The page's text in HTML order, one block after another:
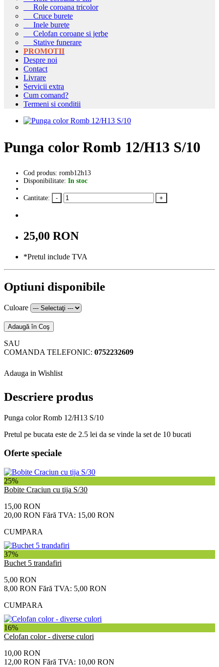
Role coroana tricolor
Cruce burete
Inele burete
Celofan coroane si jerbe
Stative funerare
PROMOTII
Despre noi
Contact
Livrare
Servicii extra
Cum comand?
Termeni si conditii
Punga color Romb 12/H13 S/10
Cod produs: romb12h13
Disponibilitate: In stoc
Cantitate:
25,00 RON
*Pretul include TVA
Optiuni disponibile
Culoare
Adaugă în Coş
SAU
COMANDA TELEFONIC: 0752232609
Adauga in Wishlist
Descriere produs
Punga color Romb 12/H13 S/10
Pretul pe bucata este de 2.5 lei da se vinde la set de 10 bucati
Oferte speciale
25%
Bobite Craciun cu tija S/30
15,00 RON
20,00 RON Fără TVA: 15,00 RON
CUMPARA
37%
Buchet 5 trandafiri
5,00 RON
8,00 RON Fără TVA: 5,00 RON
CUMPARA
16%
Celofan color - diverse culori
10,00 RON
12,00 RON Fără TVA: 10,00 RON